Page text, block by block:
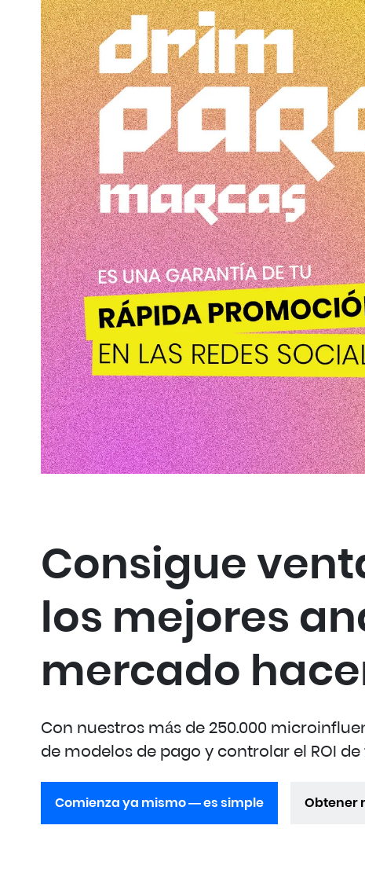
Consigue
los mejores
mercado
Con nuestros más de 250.000
de modelos de pago y controlar el ROI
Comienza ya mismo — es simple Obtener